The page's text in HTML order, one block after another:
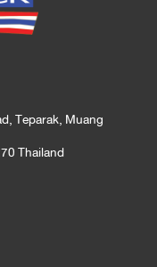
Teparak, Muang
Thailand